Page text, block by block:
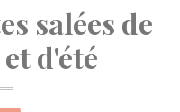
salées de
d'été